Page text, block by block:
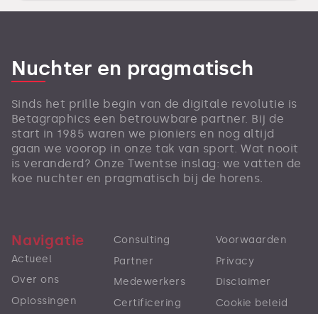
Nuchter en pragmatisch
Sinds het prille begin van de digitale revolutie is
Betagraphics een betrouwbare partner. Bij de
start in 1985 waren we pioniers en nog altijd
gaan we voorop in onze tak van sport. Wat nooit
is veranderd? Onze Twentse inslag: we vatten de
koe nuchter en pragmatisch bij de horens.
Navigatie
Actueel
Over ons
Oplossingen
Consulting
Partner
Medewerkers
Certificering
Voorwaarden
Privacy
Disclaimer
Cookie beleid